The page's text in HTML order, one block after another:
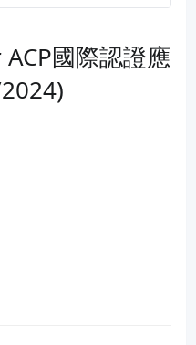
國際認證應